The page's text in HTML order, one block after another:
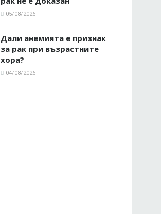
05/08/2026
Дали анемията е признак
за рак при възрастните
хора?
04/08/2026